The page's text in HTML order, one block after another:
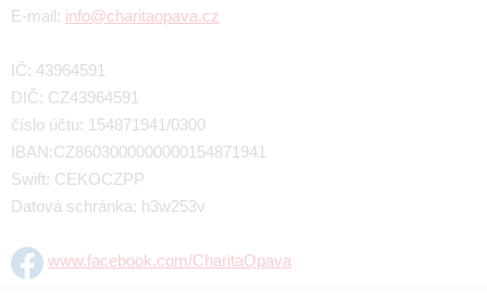
E-mail: info@charitaopava.cz
IČ: 43964591
DIČ: CZ43964591
číslo účtu: 154871941/0300
IBAN:CZ8603000000000154871941
Swift: CEKOCZPP
Datová schránka: h3w253v
www.facebook.com/CharitaOpava